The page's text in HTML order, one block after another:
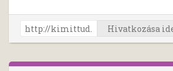
Hivatkozása